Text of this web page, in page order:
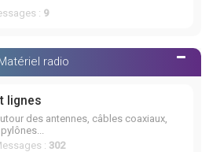
: 9
radio
lignes
des antennes, câbles coaxiaux,
: 302